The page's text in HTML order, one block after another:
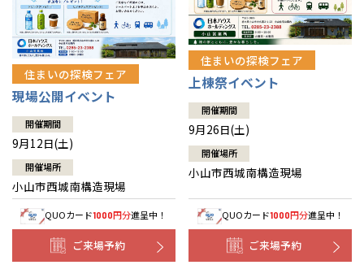
住まいの探検フェア
現場公開イベント
開催期間
9月12日(土)
開催場所
小山市西城南構造現場
QUOカード1000円分進呈中！
ご来場予約
住まいの探検フェア
上棟祭イベント
開催期間
9月26日(土)
開催場所
小山市西城南構造現場
QUOカード1000円分進呈中！
ご来場予約